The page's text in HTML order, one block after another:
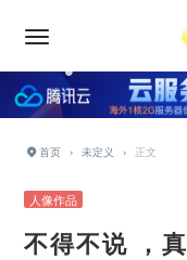
首页 › 未定义 › 正文
人像作品
不得不说 ，
•
•